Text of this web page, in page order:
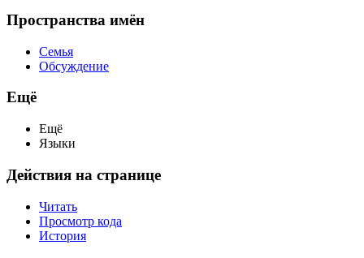
Пространства имён
Семья
Обсуждение
Ещё
Ещё
Языки
Действия на странице
Читать
Просмотр кода
История